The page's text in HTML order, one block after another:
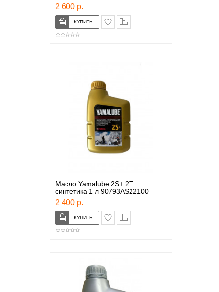
2 600 р.
в закладки
Масло Yamalube 2S+ 2Т
синтетика 1 л 90793AS22100
2 400 р.
в закладки